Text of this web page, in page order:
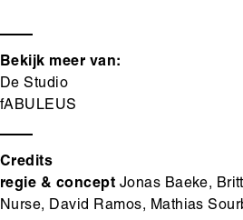
Bekijk meer van:
De Studio
fABULEUS
Credits
regie & concept Jonas Baeke,
Nurse, David Ramos, Mathias